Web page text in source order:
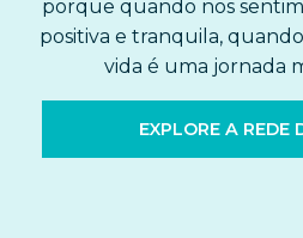
porque quando nos
positiva e tranquila,
vida é uma jornada
EXPLORE A REDE